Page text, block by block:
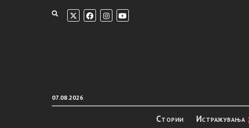
07.08.2026
Стории Истражувањa